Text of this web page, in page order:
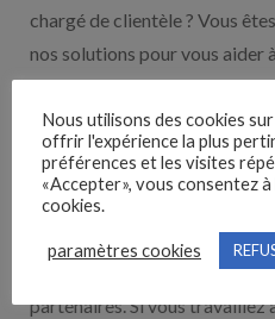
chargé de clientèle ? Vous
nos solutions pour vous aider
bouton ci-dessous.
Nos
Découvrez nos partenaires !
multidiffuseurs, sites
partenaires. Si vous travaillez
Nous utilisons des cookies
offrir l'expérience la plus
préférences et les visites
«Accepter», vous consentez
cookies.
paramètres cookies